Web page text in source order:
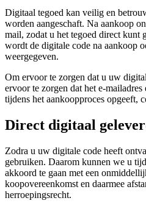
Digitaal tegoed kan veilig en
worden aangeschaft. Na aankoop
mail, zodat u het tegoed direct kunt
wordt de digitale code na aankoop
weergegeven.
Om ervoor te zorgen dat u uw
ervoor te zorgen dat het e-
tijdens het aankoopproces opgeeft,
Direct digitaal
Zodra u uw digitale code heeft
gebruiken. Daarom kunnen we u
akkoord te gaan met een
koopovereenkomst en daarmee
herroepingsrecht.